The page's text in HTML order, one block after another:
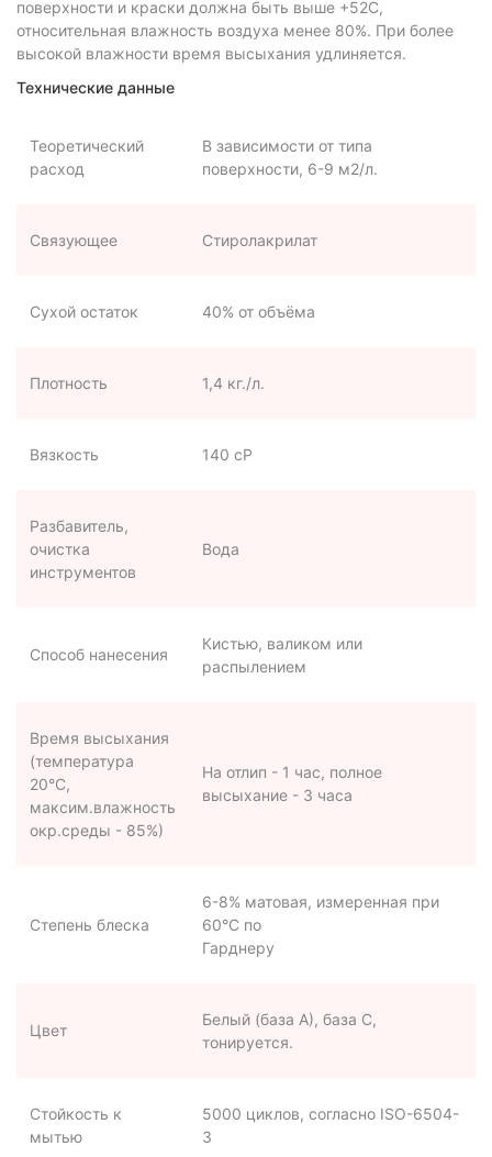
поверхности и краски должна быть выше +52C,
относительная влажность воздуха менее 80%. При более
высокой влажности время высыхания удлиняется.
Технические данные
Теоретический
расход
В зависимости от типа
поверхности, 6-9 м2/л.
Связующее Стиролакрилат
Сухой остаток 40% от объёма
Плотность 1,4 кг./л.
Вязкость 140 сР
Разбавитель,
очистка
инструментов
Вода
Способ нанесения
Кистью, валиком или
распылением
Время высыхания
(температура
20°С,
максим.влажность
окр.среды - 85%)
На отлип - 1 час, полное
высыхание - 3 часа
Степень блеска
6-8% матовая, измеренная при
60°С по
Гарднеру
Цвет
Белый (база А), база С,
тонируется.
Стойкость к
мытью
5000 циклов, согласно ISO-6504-
3